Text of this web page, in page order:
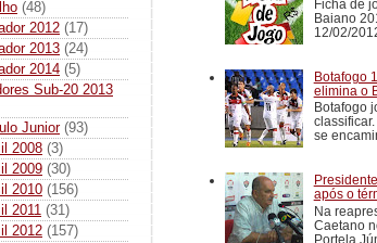
(48)
2012 (17)
2013 (24)
2014 (5)
Sub-20 2013
Junior (93)
2008 (3)
2009 (30)
2010 (156)
2011 (31)
2012 (157)
Ficha de
Baiano
12/02/
Botafogo
elimina o
Botafogo
se
após o
Na
Caetano
Portela